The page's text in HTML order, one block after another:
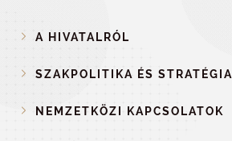
A HIVATALRÓL
SZAKPOLITIKA ÉS STRATÉGIA
NEMZETKÖZI KAPCSOLATOK